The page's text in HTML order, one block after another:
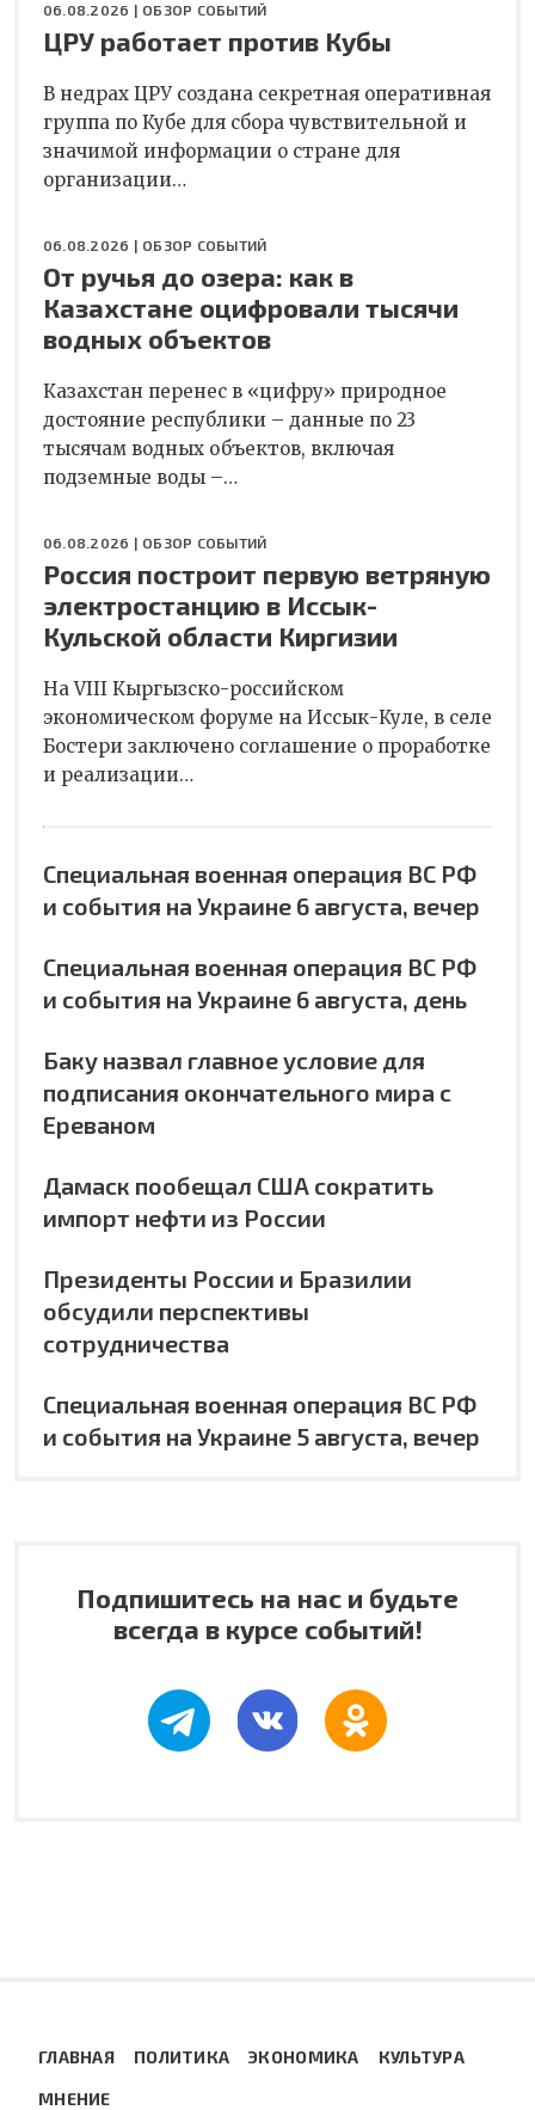
06.08.2026 | ОБЗОР СОБЫТИЙ
ЦРУ работает против Кубы
В недрах ЦРУ создана секретная оперативная
группа по Кубе для сбора чувствительной и
значимой информации о стране для
организации…
06.08.2026 | ОБЗОР СОБЫТИЙ
От ручья до озера: как в
Казахстане оцифровали тысячи
водных объектов
Казахстан перенес в «цифру» природное
достояние республики – данные по 23
тысячам водных объектов, включая
подземные воды –…
06.08.2026 | ОБЗОР СОБЫТИЙ
Россия построит первую ветряную
электростанцию в Иссык-
Кульской области Киргизии
На VIII Кыргызско-российском
экономическом форуме на Иссык-Куле, в селе
Бостери заключено соглашение о проработке
и реализации…
Специальная военная операция ВС РФ
и события на Украине 6 августа, вечер
Специальная военная операция ВС РФ
и события на Украине 6 августа, день
Баку назвал главное условие для
подписания окончательного мира с
Ереваном
Дамаск пообещал США сократить
импорт нефти из России
Президенты России и Бразилии
обсудили перспективы
сотрудничества
Специальная военная операция ВС РФ
и события на Украине 5 августа, вечер
Подпишитесь на нас и будьте
всегда в курсе событий!
ГЛАВНАЯ ПОЛИТИКА ЭКОНОМИКА КУЛЬТУРА
МНЕНИЕ